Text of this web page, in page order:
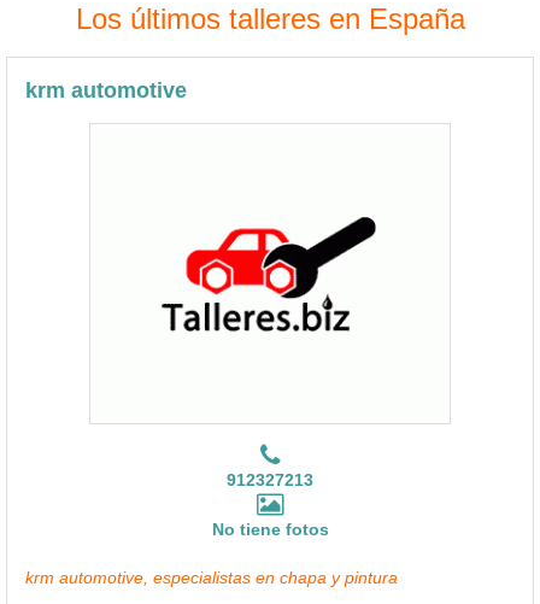
Los últimos talleres en España
krm automotive
912327213
No tiene fotos
krm automotive, especialistas en chapa y pintura